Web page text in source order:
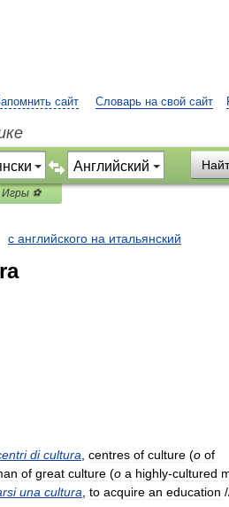
сайт Словарь на свой сайт
Игры ⚽
с английского на итальянский
di cultura centres of culture (o of
of great culture (o a highly-cultured
una cultura to acquire an education